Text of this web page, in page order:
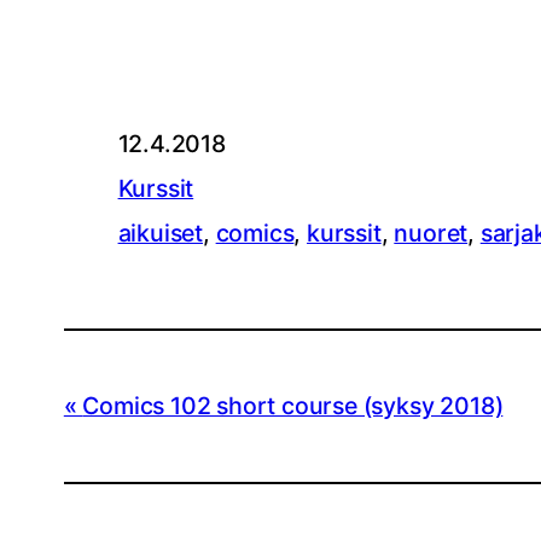
12.4.2018
Kurssit
aikuiset, comics, kurssit, nuoret,
Comics 102 short course (syksy 2018)